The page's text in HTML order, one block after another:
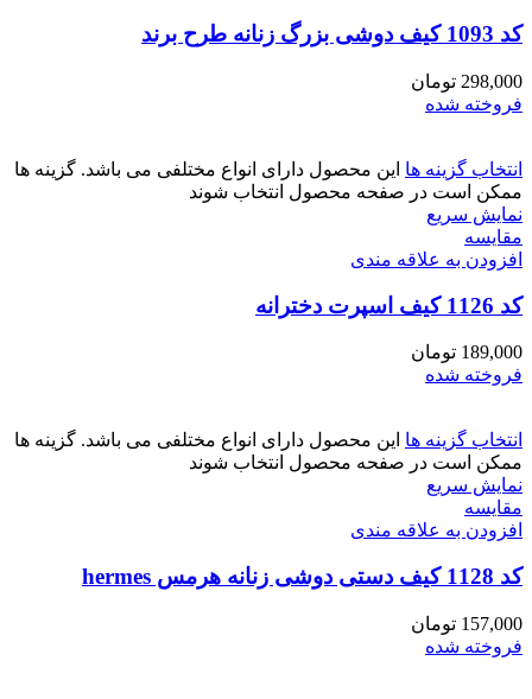
کد 1093 کیف دوشی بزرگ زنانه طرح برند
298,000 تومان
فروخته شده
انتخاب گزینه ها این محصول دارای انواع مختلفی می باشد. گزینه ها
ممکن است در صفحه محصول انتخاب شوند
نمایش سریع
مقايسه
افزودن به علاقه مندی
کد 1126 کیف اسپرت دخترانه
189,000 تومان
فروخته شده
انتخاب گزینه ها این محصول دارای انواع مختلفی می باشد. گزینه ها
ممکن است در صفحه محصول انتخاب شوند
نمایش سریع
مقايسه
افزودن به علاقه مندی
کد 1128 کیف دستی دوشی زنانه هرمس hermes
157,000 تومان
فروخته شده